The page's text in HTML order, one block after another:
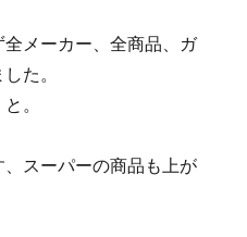
メーカー、全商品、ガ
た。
。
スーパーの商品も上が